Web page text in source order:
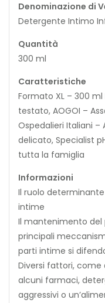
Denominazione di
Detergente Intimo
Quantità
300 ml
Caratteristiche
Formato XL – 300
testato, AOGOI –
Ospedalieri Italiani –
delicato, Specialist
tutta la famiglia
Informazioni
Il ruolo
intime
Il mantenimento del
principali
parti intime si
Diversi fattori,
alcuni farmaci,
aggressivi o